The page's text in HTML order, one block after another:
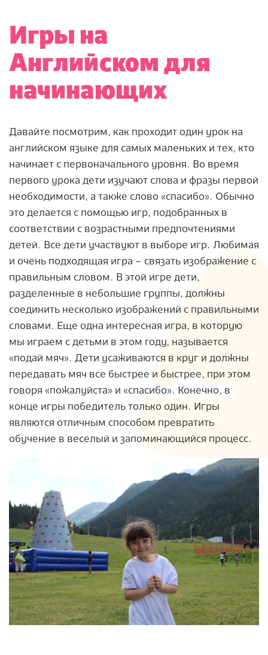
Игры на
Английском для
начинающих
Давайте посмотрим, как проходит один урок на
английском языке для самых маленьких и тех, кто
начинает с первоначального уровня. Во время
первого урока дети изучают слова и фразы первой
необходимости, а также слово «спасибо». Обычно
это делается с помощью игр, подобранных в
соответствии с возрастными предпочтениями
детей. Все дети участвуют в выборе игр. Любимая
и очень подходящая игра – связать изображение с
правильным словом. В этой игре дети,
разделенные в небольшие группы, должны
соединить несколько изображений с правильными
словами. Еще одна интересная игра, в которую
мы играем с детьми в этом году, называется
«подай мяч». Дети усаживаются в круг и должны
передавать мяч все быстрее и быстрее, при этом
говоря «пожалуйста» и «спасибо». Конечно, в
конце игры победитель только один. Игры
являются отличным способом превратить
обучение в веселый и запоминающийся процесс.